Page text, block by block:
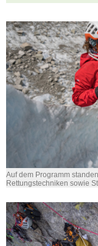
Auf dem Programm
Rettungstechniken sowie